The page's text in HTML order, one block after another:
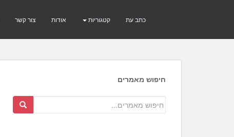
צור קשר אודות קטגוריות כתב עת
חיפוש מאמרים